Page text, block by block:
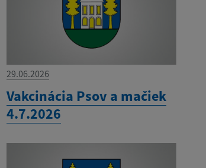
29.06.2026
Vakcinácia Psov a mačiek
4.7.2026